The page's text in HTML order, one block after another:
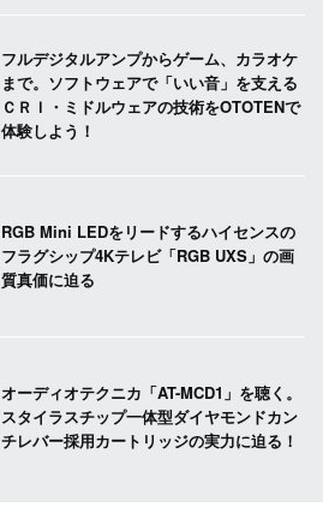
フルデジタルアンプからゲーム、カラオケ
まで。ソフトウェアで「いい音」を支える
ＣＲＩ・ミドルウェアの技術をOTOTENで
体験しよう！
RGB Mini LEDをリードするハイセンスの
フラグシップ4Kテレビ「RGB UXS」の画
質真価に迫る
オーディオテクニカ「AT-MCD1」を聴く。
スタイラスチップ一体型ダイヤモンドカン
チレバー採用カートリッジの実力に迫る！